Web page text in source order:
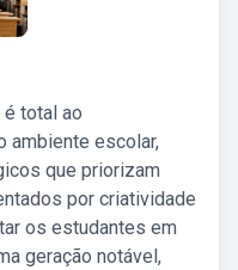
é total ao
ambiente escolar,
que priorizam
por criatividade
os estudantes em
geração notável,